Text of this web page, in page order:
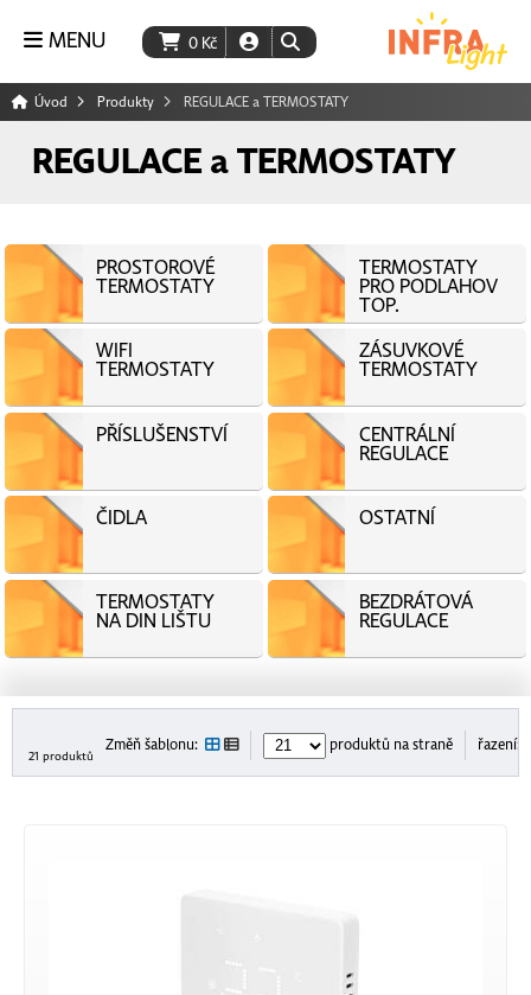
0 Kč
MENU
Úvod Produkty REGULACE a TERMOSTATY
REGULACE a TERMOSTATY
PROSTOROVÉ
TERMOSTATY
TERMOSTATY
PRO PODLAHOV
TOP.
WIFI
TERMOSTATY
ZÁSUVKOVÉ
TERMOSTATY
PŘÍSLUŠENSTVÍ CENTRÁLNÍ
REGULACE
ČIDLA OSTATNÍ
TERMOSTATY
NA DIN LIŠTU
BEZDRÁTOVÁ
REGULACE
21 produktů
Změň šablonu: produktů na straně řazení: